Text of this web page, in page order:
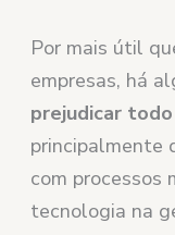
Por mais útil
empresas, há
prejudicar
principalmente
com processos
tecnologia na